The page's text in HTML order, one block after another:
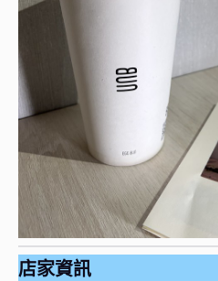
店家資訊